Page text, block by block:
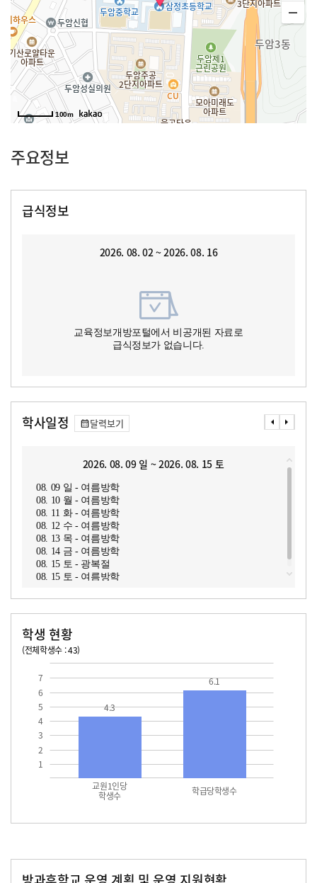
100m
주요정보
급식정보
2026. 08. 02 ~ 2026. 08. 16
교육정보개방포털에서 비공개된 자료로
급식정보가 없습니다.
학사일정 달력보기
2026. 08. 09 일 ~ 2026. 08. 15 토
08. 09 일 - 여름방학
08. 10 월 - 여름방학
08. 11 화 - 여름방학
08. 12 수 - 여름방학
08. 13 목 - 여름방학
08. 14 금 - 여름방학
08. 15 토 - 광복절
08. 15 토 - 여름방학
학생 현황
(전체학생수 : 43)
1
2
3
4
5
6
7
교원1인당
학생수 학급당학생수
4.3
6.1